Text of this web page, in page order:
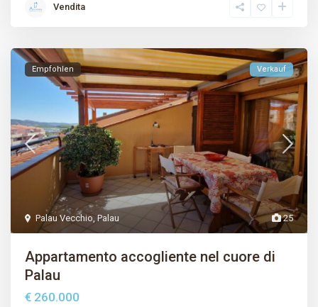
Vendita
25
Palau Vecchio,Palau
Empfohlen Verkauf
Appartamento accogliente nel cuore di
Palau
€ 260.000